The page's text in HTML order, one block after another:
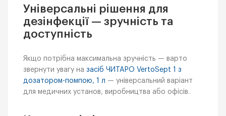
Універсальні рішення для
дезінфекції — зручність та
доступність
Якщо потрібна максимальна зручність — варто
звернути увагу на засіб ЧИТАРО VertoSept 1 з
дозатором-помпою, 1 л — універсальний варіант
для медичних установ, виробництва або офісів.